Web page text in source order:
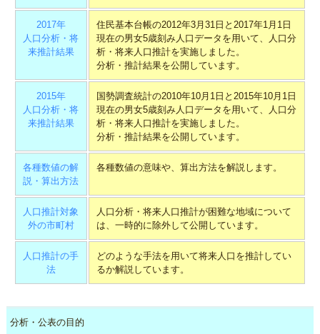
2017年
人口分析・将
来推計結果
住民基本台帳の2012年3月31日と2017年1月1日
現在の男女5歳刻み人口データを用いて、人口分
析・将来人口推計を実施しました。
分析・推計結果を公開しています。
2015年
人口分析・将
来推計結果
国勢調査統計の2010年10月1日と2015年10月1日
現在の男女5歳刻み人口データを用いて、人口分
析・将来人口推計を実施しました。
分析・推計結果を公開しています。
各種数値の解
説・算出方法
各種数値の意味や、算出方法を解説します。
人口推計対象
外の市町村
人口分析・将来人口推計が困難な地域について
は、一時的に除外して公開しています。
人口推計の手
法
どのような手法を用いて将来人口を推計してい
るか解説しています。
分析・公表の目的